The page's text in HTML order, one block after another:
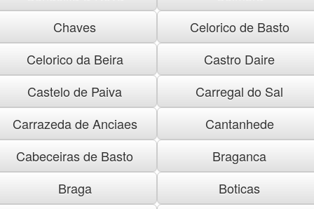
Chaves
Celorico de Basto
Celorico da Beira
Castro Daire
Castelo de Paiva
Carregal do Sal
Carrazeda de Anciaes
Cantanhede
Cabeceiras de Basto
Braganca
Braga
Boticas